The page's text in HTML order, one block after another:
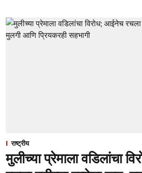
राष्ट्रीय
मुलीच्या प्रेमाला वडिलांचा